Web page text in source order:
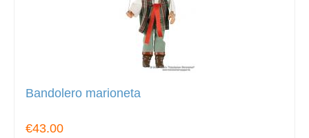
Bandolero marioneta
€43.00